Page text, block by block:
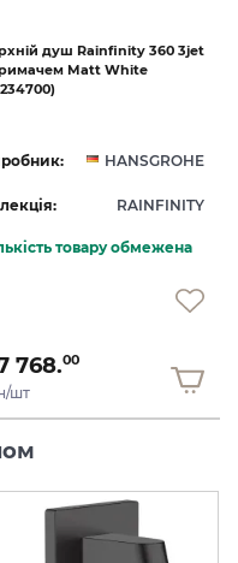
душ Rainfinity 360 3jet
Matt White
HANSGROHE
RAINFINITY
товару обмежена
768.00
шт